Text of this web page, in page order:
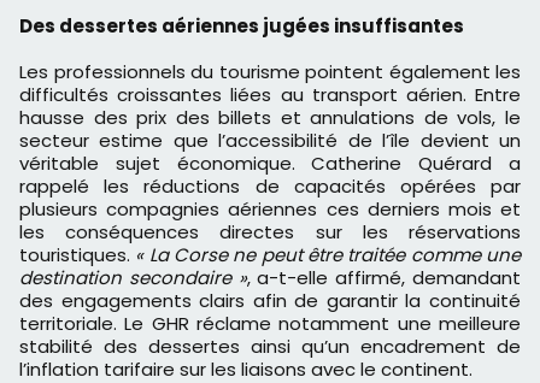
Des dessertes aériennes jugées insuffisantes
Les professionnels du tourisme pointent également les
difficultés croissantes liées au transport aérien. Entre
hausse des prix des billets et annulations de vols, le
secteur estime que l’accessibilité de l’île devient un
véritable sujet économique. Catherine Quérard a
rappelé les réductions de capacités opérées par
plusieurs compagnies aériennes ces derniers mois et
les conséquences directes sur les réservations
touristiques. « La Corse ne peut être traitée comme une
destination secondaire », a-t-elle affirmé, demandant
des engagements clairs afin de garantir la continuité
territoriale. Le GHR réclame notamment une meilleure
stabilité des dessertes ainsi qu’un encadrement de
l’inflation tarifaire sur les liaisons avec le continent.